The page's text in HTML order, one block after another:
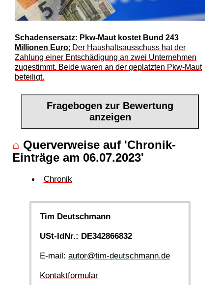
Schadensersatz: Pkw-Maut kostet Bund 243
Millionen Euro; Der Haushaltsausschuss hat der
Zahlung einer Entschädigung an zwei Unternehmen
zugestimmt. Beide waren an der geplatzten Pkw-Maut
beteiligt.
Fragebogen zur Bewertung
anzeigen
⌂ Querverweise auf 'Chronik-
Einträge am 06.07.2023'
Chronik
Tim Deutschmann
USt-IdNr.: DE342866832
E-mail:autor@tim-deutschmann.de
Kontaktformular